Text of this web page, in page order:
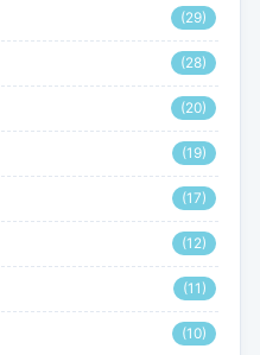
(29)
(28)
(20)
(19)
(17)
(12)
(11)
(10)